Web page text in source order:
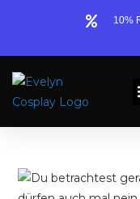
10%